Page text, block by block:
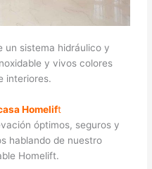
un sistema hidráulico y
y vivos colores
interiores.
Homelift
óptimos, seguros y
hablando de nuestro
Homelift.